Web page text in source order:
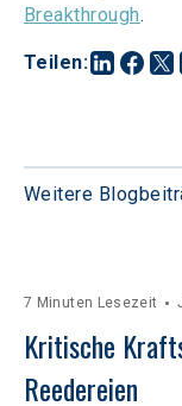
Teilen:
Breakthrough.
Weitere
7 Minuten Lesezeit
Kritische
Reedereien